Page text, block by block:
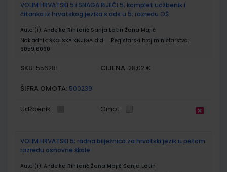
proizvodi
VOLIM HRVATSKI 5 i SNAGA RIJEČI 5; komplet udžbenik i
čitanka iz hrvatskog jezika s dds u 5. razredu OŠ
Autor(i): Anđelka Rihtarić Sanja Latin Žana Majić
Nakladnik: ŠKOLSKA KNJIGA d.d.
Registarski broj ministarstva:
6059;6060
SKU: 556281 CIJENA: 28,02 €
ŠIFRA OMOTA: 500239
Udžbenik Omot
VOLIM HRVATSKI 5; radna bilježnica za hrvatski jezik u petom
razredu osnovne škole
Autor(i): Anđelka Rihtarić Žana Majić Sanja Latin